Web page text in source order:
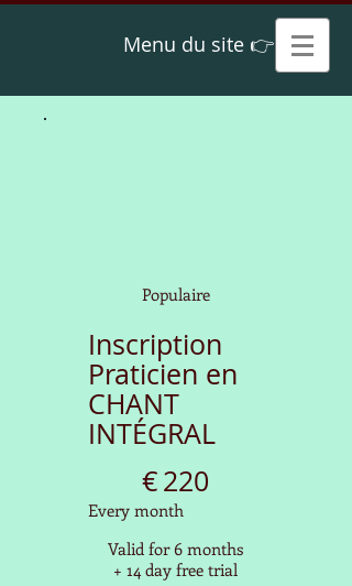
Menu du site 👉
Populaire
Inscription
Praticien en
CHANT
INTÉGRAL
€220
Every month
Valid for 6 months
+ 14 day free trial